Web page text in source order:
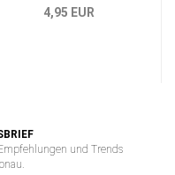
4,95 EUR
und Trends